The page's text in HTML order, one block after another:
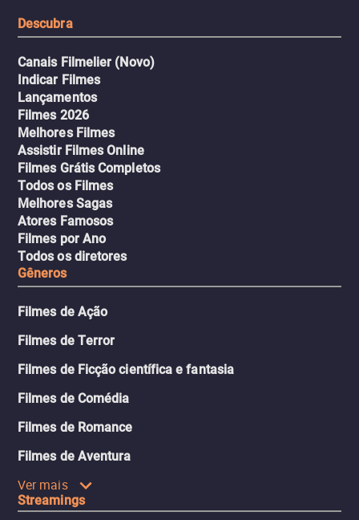
Descubra
Canais Filmelier (Novo)
Indicar Filmes
Lançamentos
Filmes 2026
Melhores Filmes
Assistir Filmes Online
Filmes Grátis Completos
Todos os Filmes
Melhores Sagas
Atores Famosos
Filmes por Ano
Todos os diretores
Gêneros
Filmes de Ação
Filmes de Terror
Filmes de Ficção científica e fantasia
Filmes de Comédia
Filmes de Romance
Filmes de Aventura
Ver mais
Streamings